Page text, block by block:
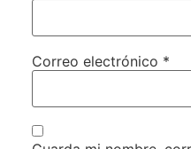
Correo electrónico *